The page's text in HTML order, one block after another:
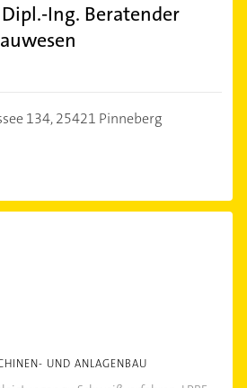
Ing. Beratender
134,25421 Pinneberg
UND ANLAGENBAU